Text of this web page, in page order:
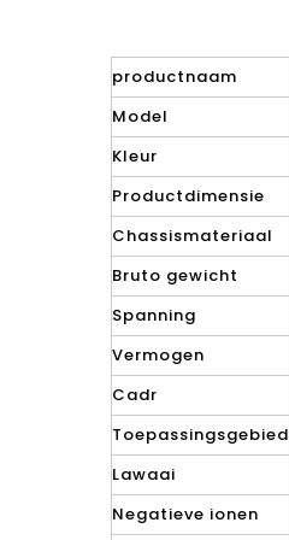
productnaam
Model
Kleur
Productdimensie
Chassismateriaal
Bruto gewicht
Spanning
Vermogen
Cadr
Toepassingsgebied
Lawaai
Negatieve ionen